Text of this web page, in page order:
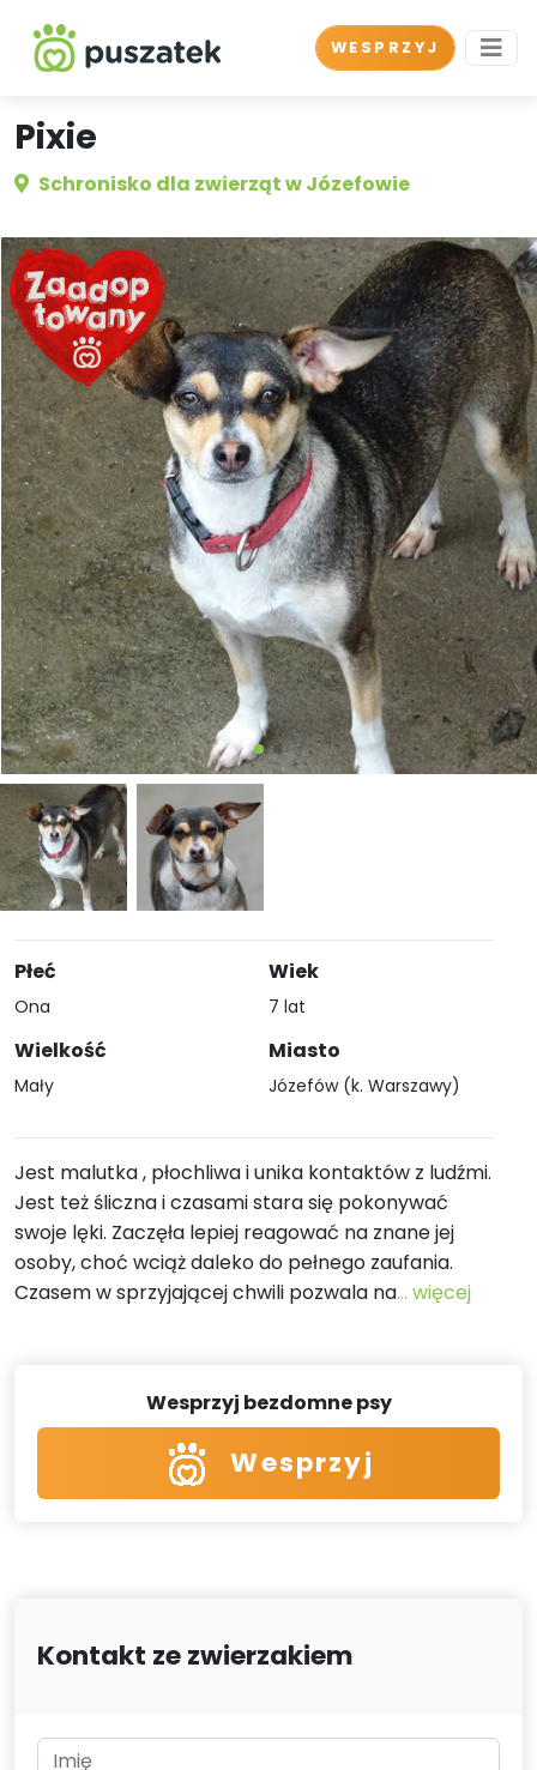
WESPRZYJ
Pixie
Schronisko dla zwierząt w Józefowie
Płeć
Ona
Wielkość
Mały
Wiek
7 lat
Miasto
Józefów (k. Warszawy)
Jest malutka , płochliwa i unika kontaktów z ludźmi.
Jest też śliczna i czasami stara się pokonywać
swoje lęki. Zaczęła lepiej reagować na znane jej
osoby, choć wciąż daleko do pełnego zaufania.
Czasem w sprzyjającej chwili pozwala na... więcej
Wesprzyj bezdomne psy
Wesprzyj
Kontakt ze zwierzakiem